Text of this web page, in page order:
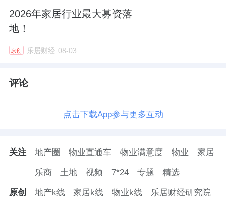
2026年家居行业最大募资落
地！
原创 乐居财经 08-03
评论
点击下载App参与更多互动
关注 地产圈 物业直通车 物业满意度 物业 家居
乐商 土地 视频 7*24 专题 精选
原创 地产k线 家居k线 物业k线 乐居财经研究院